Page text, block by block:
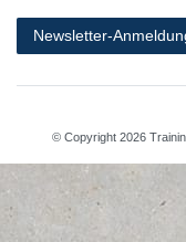
Newsletter-
© Copyright 2026